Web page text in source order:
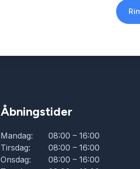
Åbningstider
Mandag:
08:00 – 16:00
Tirsdag:
08:00 – 16:00
Onsdag:
08:00 – 16:00